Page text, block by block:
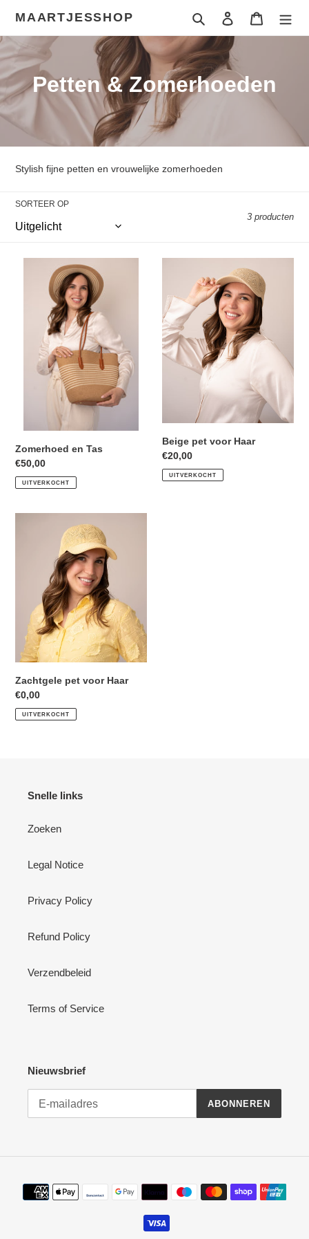
naar
de
content
MAARTJESSHOP Zoeken Aanmelden
C
o
l
l
c
Petten & Zomerhoeden
Stylish fijne petten en vrouwelijke zomerhoeden
SORTEER OP
3 producten
Zomerhoed
Zomerhoed en Tas
Normale
prijs
€50,00
UITVERKOCHT
voor
Haar
Beige pet voor Haar
Normale
prijs
€20,00
UITVERKOCHT
Zachtgele pet voor Haar
Normale
prijs
€0,00
UITVERKOCHT
Snelle links
Zoeken
Legal Notice
Privacy Policy
Refund Policy
Verzendbeleid
Terms of Service
Nieuwsbrief
ABONNEREN
Betaalmethoden